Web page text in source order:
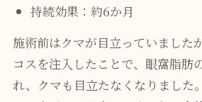
持続効果：約6か月
施術前はクマが目立っていました
コスを注入したことで、眼窩脂肪
れ、クマも目立たなくなりました